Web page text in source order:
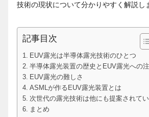
技術の現状について分かりやすく解説し
記事目次
EUV露光は半導体露光技術のひとつ
半導体露光装置の歴史とEUV露光への
EUV露光の難しさ
ASMLが作るEUV露光装置とは
次世代の露光技術は他にも提案されて
まとめ